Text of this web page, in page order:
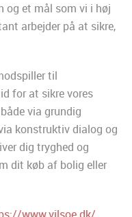
og et mål som vi i høj
arbejder på at sikre,
til
for at sikre vores
via grundig
konstruktiv dialog og
dig tryghed og
dit køb af bolig eller